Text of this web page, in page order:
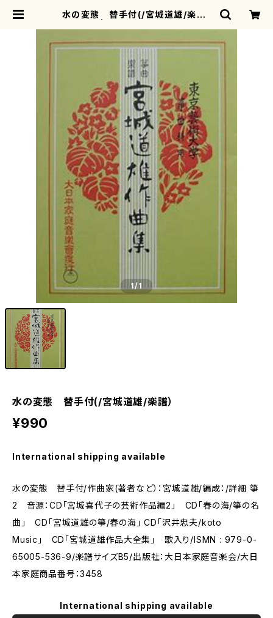
水の変態 替手付(/宮城道雄/楽譜）
1/1
水の変態 替手付(/宮城道雄/楽譜）
¥990
International shipping available
水の変態 替手付/作曲家(著者など）：宮城道雄/編成：/詳細 箏
2 音源：CD「宮城喜代子の芸術作品編2」 CD「春の海/箏の名
曲」 CD「宮城道雄の箏/春の海」 CD「沢井忠夫/koto
Music」 CD「宮城道雄作品大全集」 歌入り/ISMN : 979-0-
65005-536-9/楽譜サイズB5/出版社：大日本家庭音楽会/大日
本家庭商品番号：3458
International shipping available